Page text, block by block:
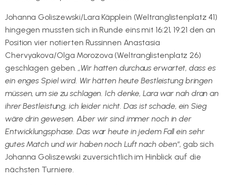
Johanna Goliszewski/Lara Käpplein (Weltranglistenplatz 41)
hingegen mussten sich in Runde eins mit 16:21, 19:21 den an
Position vier notierten Russinnen Anastasia
Chervyakova/Olga Morozova (Weltranglistenplatz 26)
geschlagen geben.„Wir hatten durchaus erwartet, dass es
ein enges Spiel wird. Wir hätten heute Bestleistung bringen
müssen, um sie zu schlagen. Ich denke, Lara war nah dran an
ihrer Bestleistung, ich leider nicht. Das ist schade, ein Sieg
wäre drin gewesen. Aber wir sind immer noch in der
Entwicklungsphase. Das war heute in jedem Fall ein sehr
gutes Match und wir haben noch Luft nach oben“, gab sich
Johanna Goliszewski zuversichtlich im Hinblick auf die
nächsten Turniere.